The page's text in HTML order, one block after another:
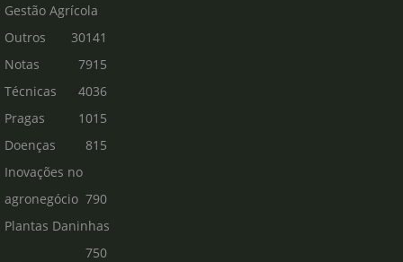
Gestão Agrícola
30141
Outros
7915
Notas
Técnicas
4036
Pragas
1015
Doenças
815
Inovações no
agronegócio 790
Plantas Daninhas
750